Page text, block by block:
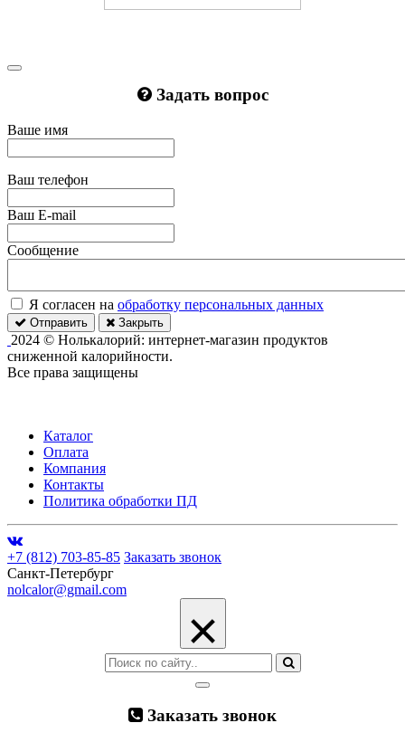
Задать вопрос
Ваше имя
Ваш телефон
Ваш E-mail
Сообщение
Я согласен на обработку персональных данных
Отправить Закрыть
2024 © Нолькалорий: интернет-магазин продуктов
сниженной калорийности.
Все права защищены
Каталог
Оплата
Компания
Контакты
Политика обработки ПД
+7 (812) 703-85-85 Заказать звонок
Санкт-Петербург
nolcalor@gmail.com
×
Заказать звонок